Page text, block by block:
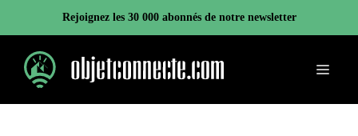
contenu
Rejoignez les 30 000 abonnés de notre newsletter
Menu